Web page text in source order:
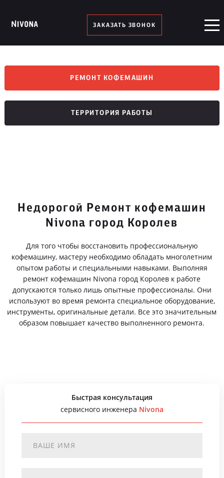
ЗАКАЗАТЬ ЗВОНОК
РЕМОНТ КОФЕМАШИН
ТЕРРИТОРИЯ РАБОТЫ
Недорогой Ремонт кофемашин
Nivona город Королев
Для того чтобы восстановить профессиональную
кофемашину, мастеру необходимо обладать многолетним
опытом работы и специальными навыками. Выполняя
ремонт кофемашин Nivona город Королев к работе
допускаются только лишь опытные профессионалы. Они
используют во время ремонта специальное оборудование,
инструменты, оригинальные детали. Все это значительным
образом повышает качество выполненного ремонта.
Быстрая консультация
сервисного инженера Nivona